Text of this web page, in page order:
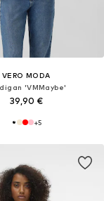
VERO MODA
'VMMaybe'
39,90 €
+5